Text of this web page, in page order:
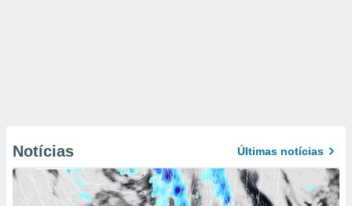
Notícias Últimas notícias